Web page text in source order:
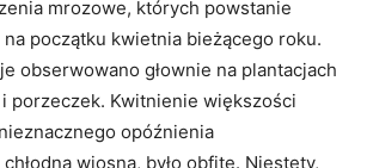
mrozowe, których powstanie
na początku kwietnia bieżącego roku.
obserwowano głownie na plantacjach
porzeczek. Kwitnienie większości
opóźnienia
wiosną, było obfite. Niestety,